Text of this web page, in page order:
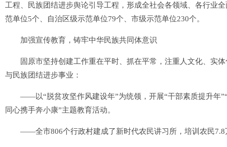
工程、民族团结进步舆论引导工程，形成全社会各领域、各行业
范单位5个、自治区级示范单位79个、市级示范单位230个。
加强宣传教育，铸牢中华民族共同体意识
固原市坚持创建工作重在平时、抓在平常，注重人文化、实体
与民族团结进步事业：
——以“脱贫攻坚作风建设年”为统领，开展“干部素质提升年”“
同心携手奔小康”主题教育活动。
——全市806个行政村建成了新时代农民讲习所，培训农民7.8